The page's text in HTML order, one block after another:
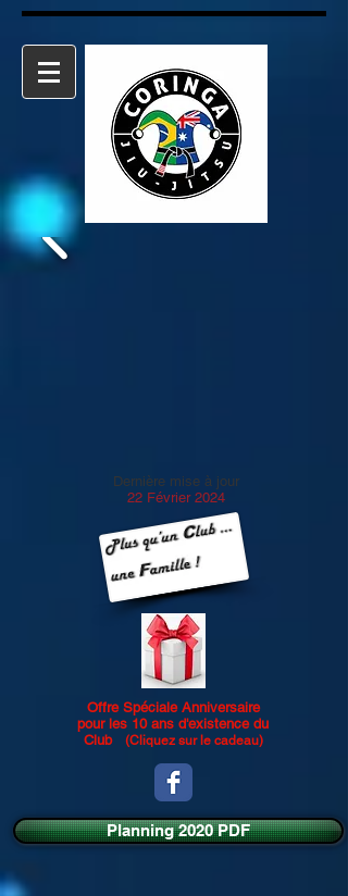
Dernière mise à jour
22 Février 2024
Offre Spéciale Anniversaire
pour les 10 ans d'existence du
Club
(Cliquez sur le cadeau)
Planning 2020 PDF